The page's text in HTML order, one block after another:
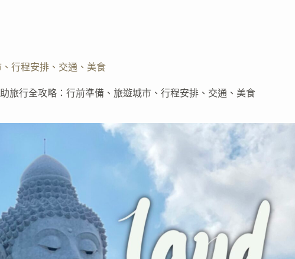
行程安排、交通、美食
旅行全攻略：行前準備、旅遊城市、行程安排、交通、美食